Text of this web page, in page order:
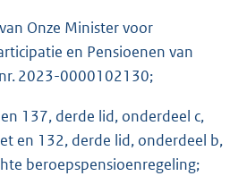
4
K
b
Onze Minister voor
en Pensioenen van
2023-0000102130;
137, derde lid, onderdeel c,
en 132, derde lid, onderdeel b,
beroepspensioenregeling;